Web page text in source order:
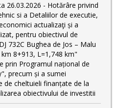
26.03.2026 - Hotărâre privind
si a Detaliilor de executie,
actualizaţi și a
pentru obiectivul de
732C Bughea de Jos – Malu
8+913, L=1,748 km"
prin Programul național de
precum și a sumei
de cheltuieli finanțate de la
obiectivului de investitii